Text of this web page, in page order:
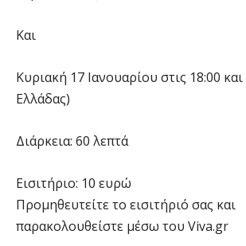
Και
Κυριακή 17 Ιανουαρίου στις 18:00
Ελλάδας)
Διάρκεια: 60 λεπτά
Εισιτήριο: 10 ευρώ
Προμηθευτείτε το εισιτήριό σας και
παρακολουθείστε μέσω του Viva.gr